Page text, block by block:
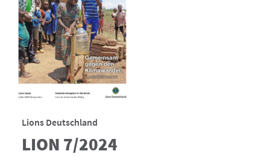
Lions Deutschland
LION 7/2024